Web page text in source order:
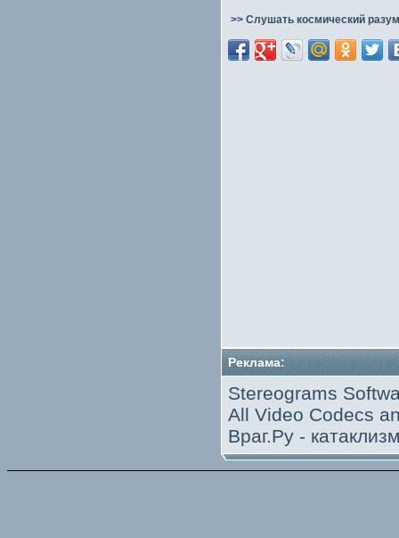
>> Слушать космический
Реклама:
Stereograms
All Video Codecs
Враг.Ру -